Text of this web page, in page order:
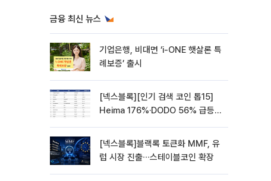
금융 최신 뉴스
기업은행, 비대면 ‘i-ONE 햇살론 특
례보증’ 출시
[넥스블록][인기 검색 코인 톱15]
Heima 176%·DODO 56% 급등…
[넥스블록]블랙록 토큰화 MMF, 유
럽 시장 진출∙∙∙스테이블코인 확장